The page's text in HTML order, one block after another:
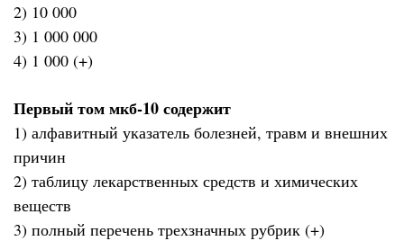
2) 10 000
3) 1 000 000
4) 1 000 (+)
Первый том мкб-10 содержит
1) алфавитный указатель болезней, травм и внешних
причин
2) таблицу лекарственных средств и химических
веществ
3) полный перечень трехзначных рубрик (+)